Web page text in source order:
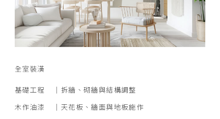
全室裝潢
基礎工程
拆牆、砌牆與結構調整
木作油漆
天花板、牆面與地板施作